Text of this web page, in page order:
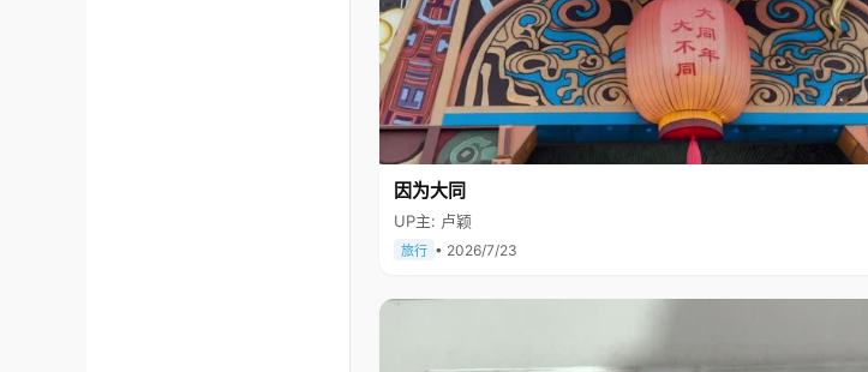
因为大同
UP主: 卢颖
旅行 • 2026/7/23